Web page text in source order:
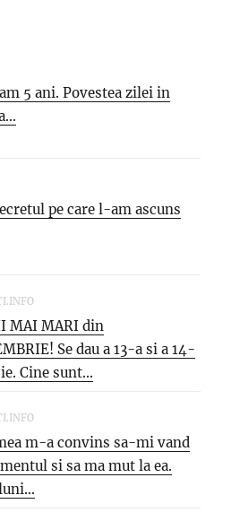
5 ani. Povestea zilei in
pe care l-am ascuns
MAI MARI din
Se dau a 13-a si a 14-
Cine sunt...
m-a convins sa-mi vand
si sa ma mut la ea.